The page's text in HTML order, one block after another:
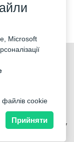
захищені
mnt 139b, 11317
Microsoft
cookie
Прийняти